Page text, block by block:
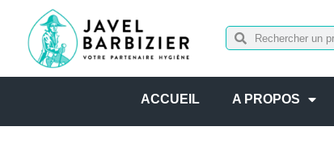
ACCUEIL A PROPOS